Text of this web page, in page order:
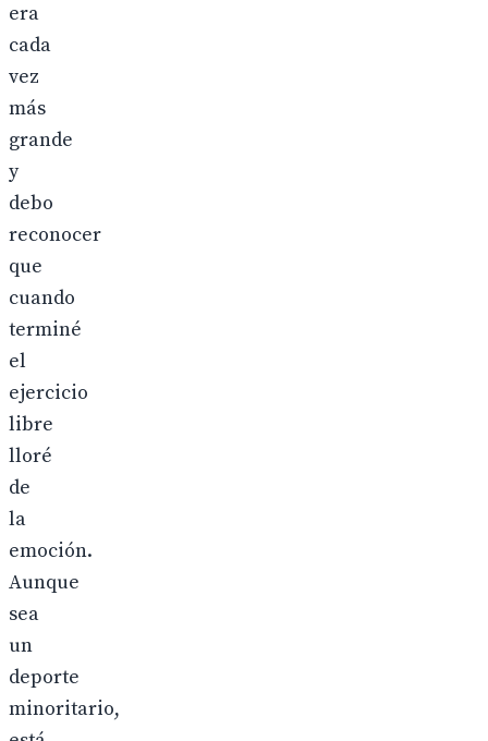
era
cada
vez
más
grande
y
debo
reconocer
que
cuando
terminé
el
ejercicio
libre
lloré
de
la
emoción.
Aunque
sea
un
deporte
minoritario,